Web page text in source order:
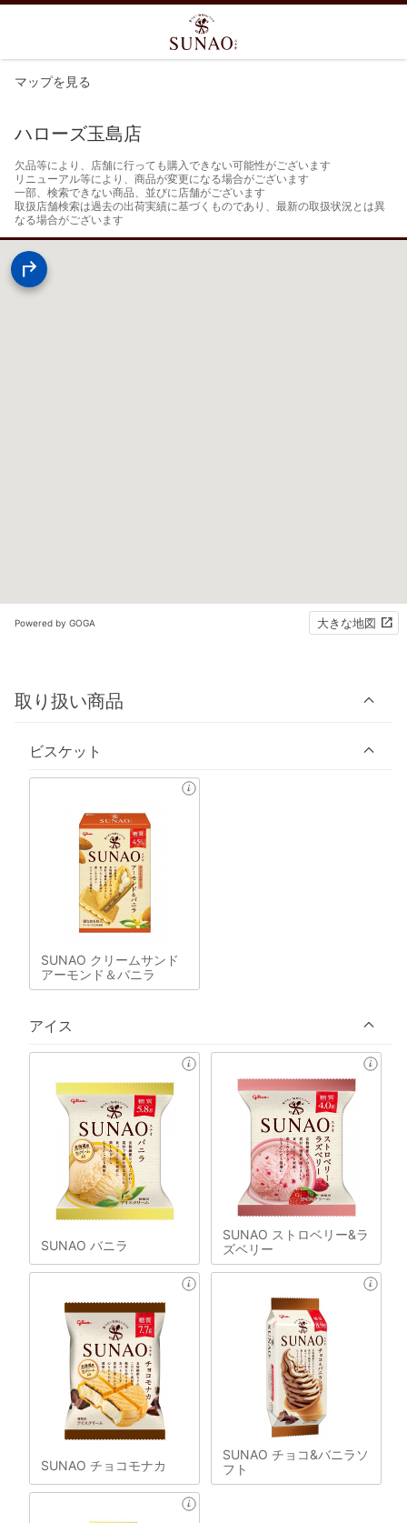
マップを見る
ハローズ玉島店
欠品等により、店舗に行っても購入できない可能性がございます
リニューアル等により、商品が変更になる場合がございます
一部、検索できない商品、並びに店舗がございます
取扱店舗検索は過去の出荷実績に基づくものであり、最新の取扱状況とは異
なる場合がございます
Powered by GOGA 大きな地図
取り扱い商品
ビスケット
SUNAO クリームサンド
アーモンド＆バニラ
アイス
SUNAO バニラ
SUNAO ストロベリー&ラ
ズベリー
SUNAO チョコモナカ
SUNAO チョコ&バニラソ
フト